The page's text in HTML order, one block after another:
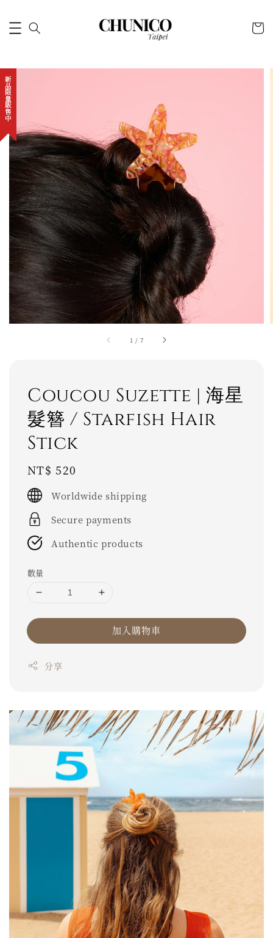
1 / 7
新品限量販售中
Coucou Suzette | 海星
髮簪 / Starfish Hair
Stick
Regular
price
NT$ 520
Worldwide shipping
Secure payments
Authentic products
數量
加入購物車
分享